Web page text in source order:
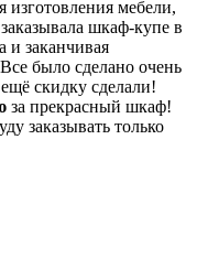
мебели,
шкаф-купе в
и заканчивая
было сделано очень
скидку сделали!
за прекрасный шкаф!
заказывать только